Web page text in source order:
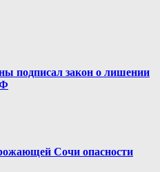
подписал закон о лишении
Сочи опасности